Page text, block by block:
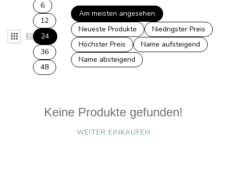
6
12
24
36
48
Am meisten angesehen
Neueste Produkte
Niedrigster Preis
Höchster Preis
Name aufsteigend
Name absteigend
Keine Produkte gefunden!
WEITER EINKAUFEN